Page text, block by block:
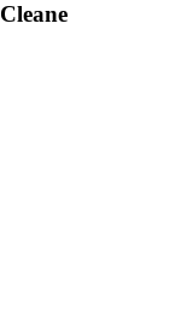
Cleane